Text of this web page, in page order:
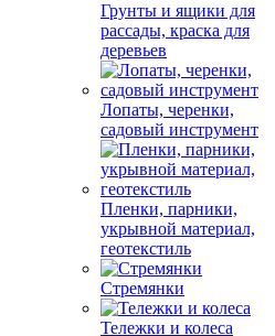
Грунты и ящики для
рассады, краска для
деревьев
Лопаты, черенки,
садовый инструмент
Пленки, парники,
укрывной материал,
геотекстиль
Стремянки
Тележки и колеса